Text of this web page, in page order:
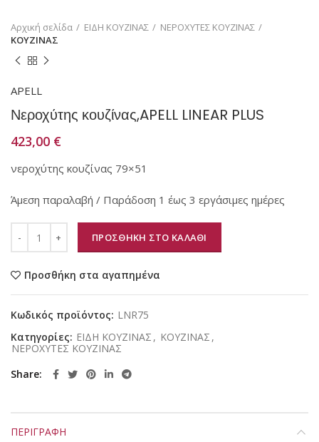
Αρχική σελίδα ΕΙΔΗ ΚΟΥΖΙΝΑΣ
ΝΕΡΟΧΥΤΕΣ ΚΟΥΖΙΝΑΣ
ΚΟΥΖΙΝΑΣ
APELL
Νεροχύτης κουζίνας,APELL LINEAR PLUS
423,00 €
νεροχύτης κουζίνας 79×51
Άμεση παραλαβή / Παράδοση 1 έως 3 εργάσιμες ημέρες
ΠΡΟΣΘΗΚΗ ΣΤΟ ΚΑΛΑΘΙ
Προσθήκη στα αγαπημένα
Κωδικός προϊόντος: LNR75
Κατηγορίες: ΕΙΔΗ ΚΟΥΖΙΝΑΣ , ΚΟΥΖΙΝΑΣ ,
ΝΕΡΟΧΥΤΕΣ ΚΟΥΖΙΝΑΣ
Share
ΠΕΡΙΓΡΑΦΗ